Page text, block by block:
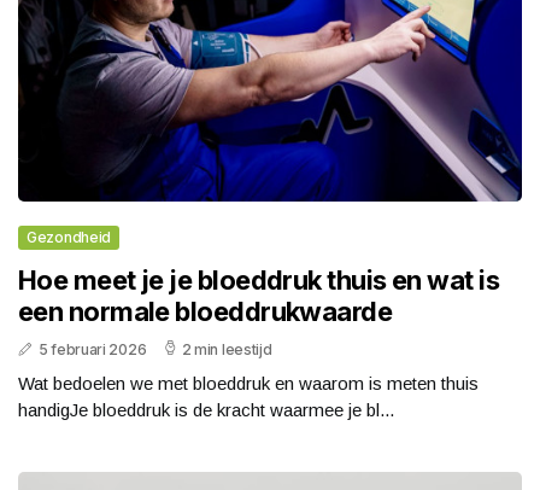
Gezondheid
Hoe meet je je bloeddruk thuis en wat is
een normale bloeddrukwaarde
5 februari 2026 2 min leestijd
Wat bedoelen we met bloeddruk en waarom is meten thuis
handigJe bloeddruk is de kracht waarmee je bl...